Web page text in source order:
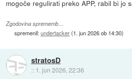
mogoče regulirati preko APP, rabil bi jo
Zgodovina sprememb…
spremenil:undertacker(1. jun 2026 ob 14:30)
stratosD
:: 1. jun 2026, 22:36